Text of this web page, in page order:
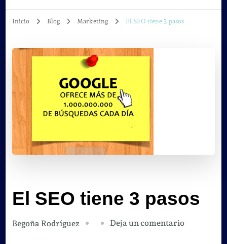
Inicio Blog Marketing El SEO tiene 3 pasos
El SEO tiene 3 pasos
Begoña Rodríguez Deja un comentarioen